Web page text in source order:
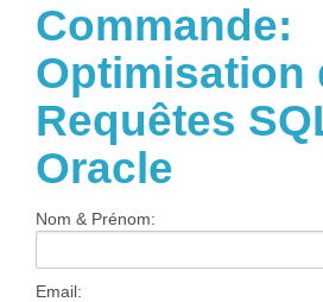
Formations
Missions
Recrutement
Contact
Commande:
Optimisation
Requêtes
Oracle
Nom & Prénom:
Email: